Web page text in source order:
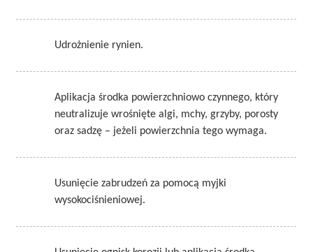
Udrożnienie rynien.
Aplikacja środka powierzchniowo czynnego, który
neutralizuje wrośnięte algi, mchy, grzyby, porosty
oraz sadzę – jeżeli powierzchnia tego wymaga.
Usunięcie zabrudzeń za pomocą myjki
wysokociśnieniowej.